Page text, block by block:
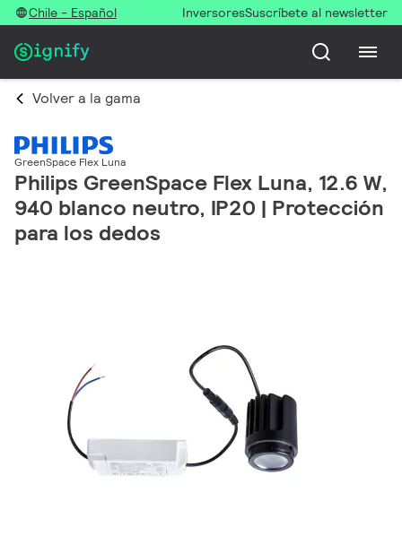
Chile - Español InversoresSuscríbete al newsletter
Volver a la gama
GreenSpace Flex Luna
Philips GreenSpace Flex Luna, 12.6 W,
940 blanco neutro, IP20 | Protección
para los dedos